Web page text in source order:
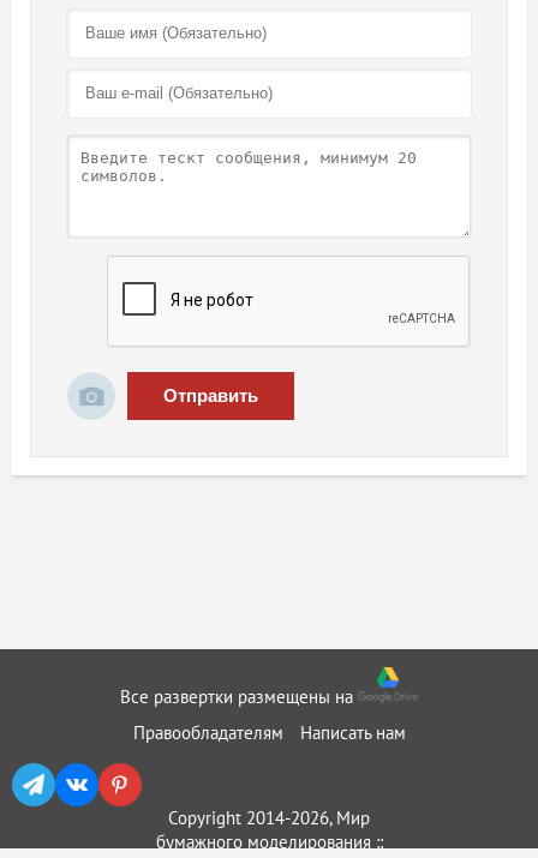
Отправить
Все развертки размещены на
Правообладателям
Написать нам
Copyright 2014-2026, Мир
бумажного моделирования ::